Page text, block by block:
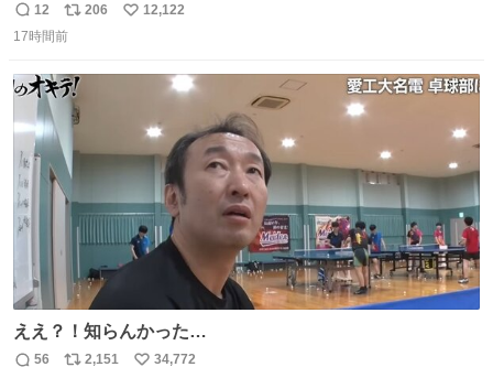
返
信
12
リ
ポ
ト
数
206
い
12,122
17時間前
ええ？！知らんかった…
56 2,151 34,772